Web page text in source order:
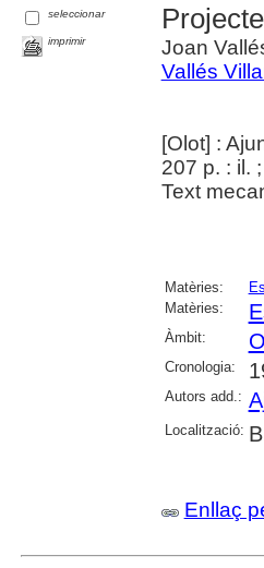
seleccionar
imprimir
Joan
Vallés
[Olot] :
207 p. : il.
Text
Matèries:
Matèries:
Àmbit:
Cronologia:
Autors add.:
Localització:
Enllaç